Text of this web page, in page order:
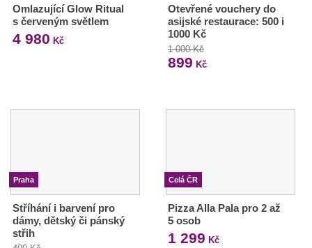
Omlazující Glow Ritual
s červeným světlem
4 980 Kč
Otevřené vouchery do
asijské restaurace: 500 i
1000 Kč
1 000 Kč
899 Kč
Praha
Stříhání i barvení pro
dámy, dětský či pánský
střih
Celá ČR
Pizza Alla Pala pro 2 až
5 osob
1 299 Kč